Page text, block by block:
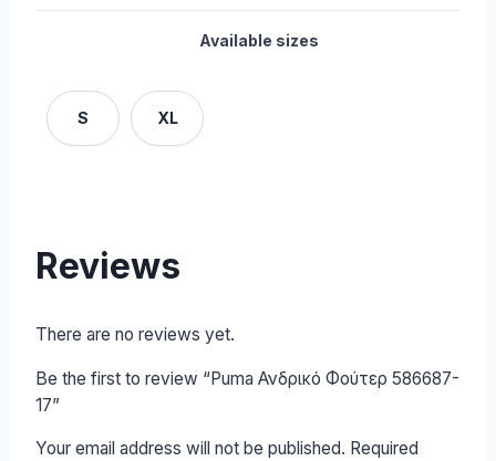
Available sizes
S XL
Reviews
There are no reviews yet.
Be the first to review “Puma Ανδρικό Φούτερ 586687-
17”
Your email address will not be published. Required